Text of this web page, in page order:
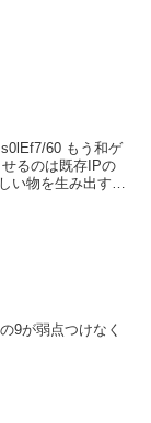
60 もう和ゲ
るのは既存IPの
い物を生み出す程
9が弱点つけなく